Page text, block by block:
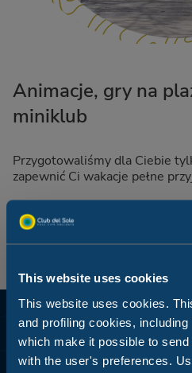
This website uses cookies
This website uses cookies.
and profiling cookies, including
which make it possible to
with the user's preferences.
Animacje, gry na
miniklub
Przygotowaliśmy dla Ciebie
zapewnić Ci wakacje pełne